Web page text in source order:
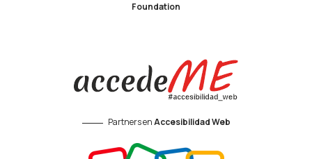
Foundation
Partners enAccesibilidad Web